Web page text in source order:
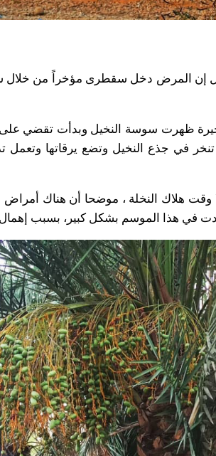
إن المرض دخل سقطرى مؤخراً من خلال
ظهرت سوسة النخيل وبدأت تقضي على
في جذع النخيل وتضع يرقاتها وتعمل
وقت هلاك النخلة ، موضحا أن هناك
في هذا الموسم بشكل كبير، بسبب